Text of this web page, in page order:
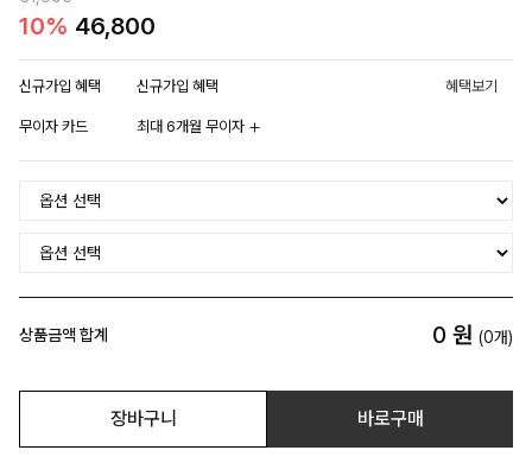
10% 46,800
신규가입 혜택 신규가입 혜택 혜택보기
무이자 카드 최대 6개월 무이자
상품금액 합계 0 원 (0개)
장바구니 바로구매